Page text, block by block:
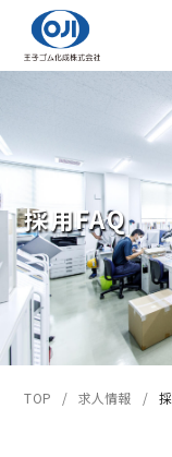
採用FAQ
TOP 求人情報